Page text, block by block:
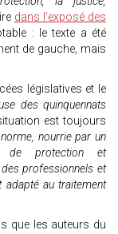
dans l’exposé des
: le texte a été
de gauche, mais
législatives et le
des quinquennats
est toujours
nourrie par un
de protection et
professionnels et
adapté au traitement
que les auteurs du